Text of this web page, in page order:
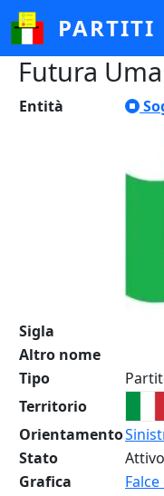
Salta al contenuto
Futura
Entità
Sigla
Altro nome
Tipo
Territorio
Orientamento
Stato
Attivo
Grafica